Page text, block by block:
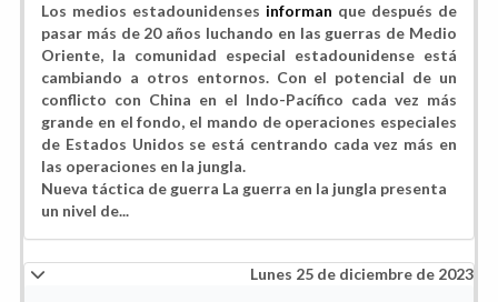
Los medios estadounidenses informan que después de
pasar más de 20 años luchando en las guerras de Medio
Oriente, la comunidad especial estadounidense está
cambiando a otros entornos. Con el potencial de un
conflicto con China en el Indo-Pacífico cada vez más
grande en el fondo, el mando de operaciones especiales
de Estados Unidos se está centrando cada vez más en
las operaciones en la jungla.
Nueva táctica de guerra La guerra en la jungla presenta
un nivel de...
Lunes 25 de diciembre de 2023